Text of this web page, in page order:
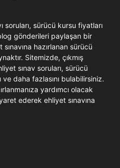
soruları, sürücü kursu fiyatları
gönderileri paylaşan bir
hazırlanan sürücü
Sitemizde, çıkmış
sınav soruları, sürücü
daha fazlasını bulabilirsiniz.
yardımcı olacak
ederek ehliyet sınavına